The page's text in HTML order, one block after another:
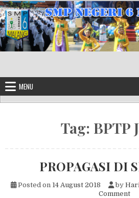
Skip to content
MENU
Tag: BPTP
PROPAGASI DI
Posted on 14 August 2018 by
Commenton